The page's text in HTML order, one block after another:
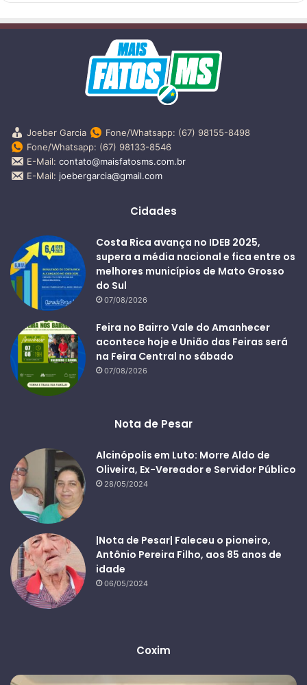
Joeber Garcia
Fone/Whatsapp: (67) 98155-8498
Fone/Whatsapp: (67) 98133-8546
E-Mail: contato@maisfatosms.com.br
E-Mail: joebergarcia@gmail.com
Cidades
Costa Rica avança no IDEB 2025,
supera a média nacional e fica entre os
melhores municípios de Mato Grosso
do Sul
07/08/2026
Feira no Bairro Vale do Amanhecer
acontece hoje e União das Feiras será
na Feira Central no sábado
07/08/2026
Nota de Pesar
Alcinópolis em Luto: Morre Aldo de
Oliveira, Ex-Vereador e Servidor Público
28/05/2024
|Nota de Pesar| Faleceu o pioneiro,
Antônio Pereira Filho, aos 85 anos de
idade
06/05/2024
Coxim